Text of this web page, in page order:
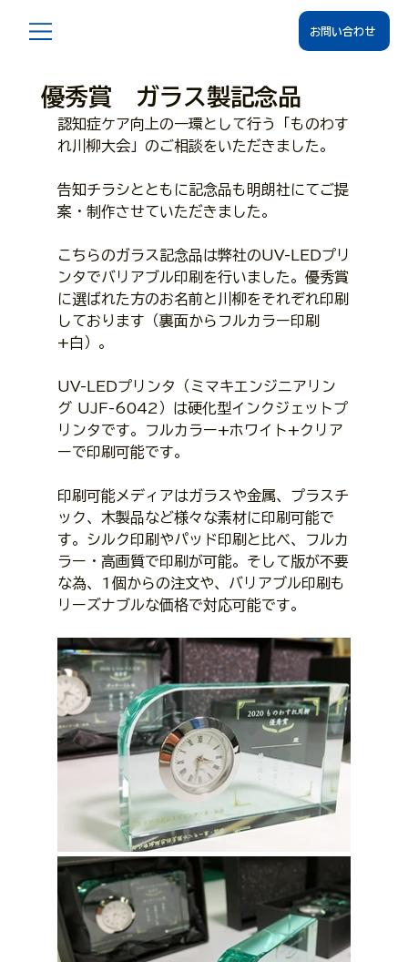
お問い合わせ
優秀賞 ガラス製記念品
認知症ケア向上の一環として行う「ものわす
れ川柳大会」のご相談をいただきました。
告知チラシとともに記念品も明朗社にてご提
案・制作させていただきました。
こちらのガラス記念品は弊社のUV-LEDプリ
ンタでバリアブル印刷を行いました。優秀賞
に選ばれた方のお名前と川柳をそれぞれ印刷
しております（裏面からフルカラー印刷
+白）。
UV-LEDプリンタ（ミマキエンジニアリン
グ UJF-6042）は硬化型インクジェットプ
リンタです。フルカラー+ホワイト+クリア
ーで印刷可能です。
印刷可能メディアはガラスや金属、プラスチ
ック、木製品など様々な素材に印刷可能で
す。シルク印刷やパッド印刷と比べ、フルカ
ラー・高画質で印刷が可能。そして版が不要
な為、1個からの注文や、バリアブル印刷も
リーズナブルな価格で対応可能です。